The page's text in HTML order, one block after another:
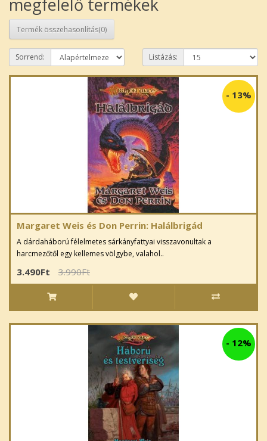
megfelelő termékek
Termék összehasonlítás(0)
Sorrend: Listázás:
- 13%
Margaret Weis és Don Perrin: Halálbrigád
A dárdaháború félelmetes sárkányfattyai visszavonultak a
harcmezőtől egy kellemes völgybe, valahol..
3.490Ft 3.990Ft
- 12%